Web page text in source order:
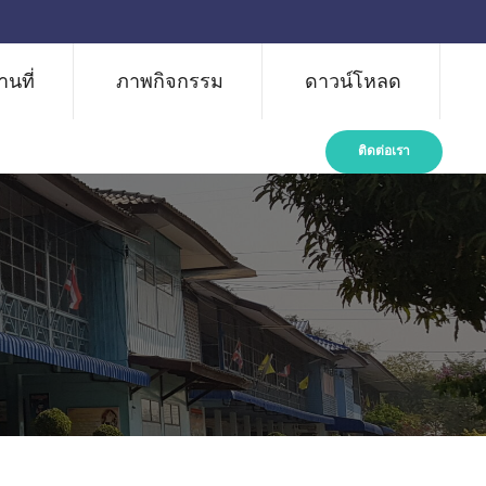
นที่ ภาพกิจกรรม ดาวน์โหลด
ติดต่อเรา